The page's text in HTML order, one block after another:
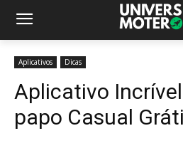
Aplicativos Dicas
Aplicativo
papo Casual